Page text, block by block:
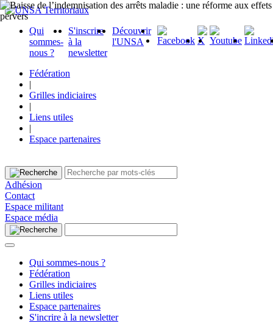
Qui
sommes-
nous ?
S'inscrire
à la
newsletter
Découvrir
l'UNSA
Fédération
|
Grilles indiciaires
|
Liens utiles
|
Espace partenaires
Adhésion
Contact
Espace militant
Espace média
Qui sommes-nous ?
Fédération
Grilles indiciaires
Liens utiles
Espace partenaires
S'incrire à la newsletter